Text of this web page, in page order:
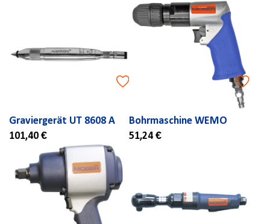
Graviergerät UT 8608 A
101,40 €
Bohrmaschine WEMO
51,24 €